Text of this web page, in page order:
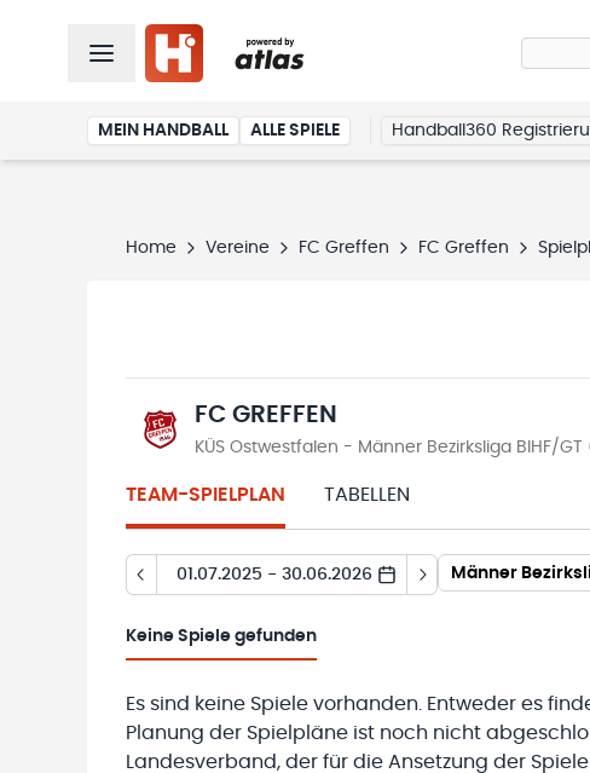
MEIN HANDBALL ALLE SPIELE Handball360
Home Vereine FC Greffen FC Greffen
FC GREFFEN
KÜS Ostwestfalen - Männer Bezirksliga BIHF/
TEAM-SPIELPLAN TABELLEN
01.07.2025 - 30.06.2026 Männer
Keine Spiele gefunden
Es sind keine Spiele vorhanden. Entweder es
Planung der Spielpläne ist noch nicht
Landesverband, der für die Ansetzung der